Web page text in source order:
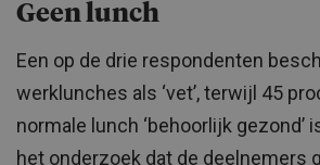
Geen lunch
Een op de drie respondenten
werklunches als ‘vet’, terwijl 45
normale lunch ‘behoorlijk gezond’
het onderzoek dat de deelnemers